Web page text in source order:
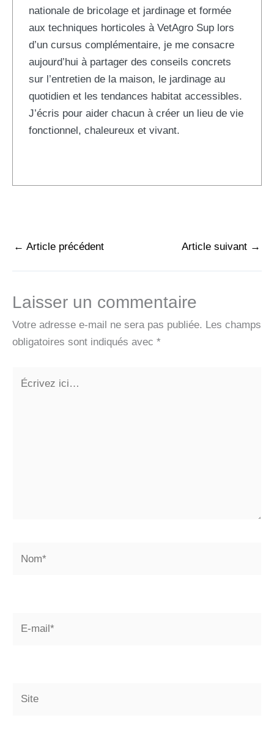
nationale de bricolage et jardinage et formée
aux techniques horticoles à VetAgro Sup lors
d’un cursus complémentaire, je me consacre
aujourd’hui à partager des conseils concrets
sur l’entretien de la maison, le jardinage au
quotidien et les tendances habitat accessibles.
J’écris pour aider chacun à créer un lieu de vie
fonctionnel, chaleureux et vivant.
← Article précédent Article suivant →
Laisser un commentaire
Votre adresse e-mail ne sera pas publiée. Les champs
obligatoires sont indiqués avec *